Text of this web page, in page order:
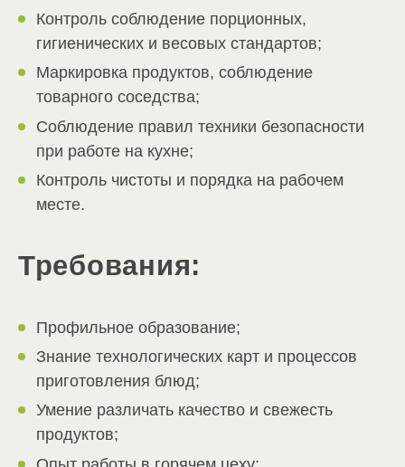
Контроль соблюдение порционных,
гигиенических и весовых стандартов;
Маркировка продуктов, соблюдение
товарного соседства;
Соблюдение правил техники безопасности
при работе на кухне;
Контроль чистоты и порядка на рабочем
месте.
Требования:
Профильное образование;
Знание технологических карт и процессов
приготовления блюд;
Умение различать качество и свежесть
продуктов;